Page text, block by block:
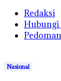
Redaksi
Hubungi
Nasional